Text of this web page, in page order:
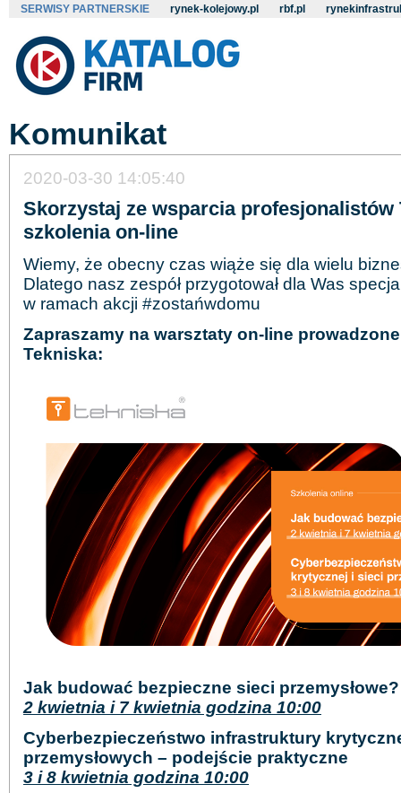
SERWISY PARTNERSKIE rynek-kolejowy.pl rbf.pl
Komunikat
2020-03-30 14:05:40
Skorzystaj ze wsparcia profesjonalistów
szkolenia on-line
Wiemy, że obecny czas wiąże się dla wielu
Dlatego nasz zespół przygotował dla Was
w ramach akcji #zostańwdomu
Zapraszamy na warsztaty on-line
Tekniska:
Jak budować bezpieczne sieci przemysłowe?
2 kwietnia i 7 kwietnia godzina 10:00
Cyberbezpieczeństwo infrastruktury
przemysłowych – podejście praktyczne
3 i 8 kwietnia godzina 10:00